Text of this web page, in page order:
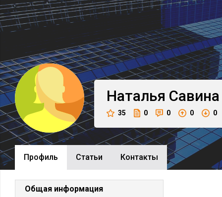
Наталья Савина
35 0 0 0 0
Профиль Cтатьи Контакты
Общая информация